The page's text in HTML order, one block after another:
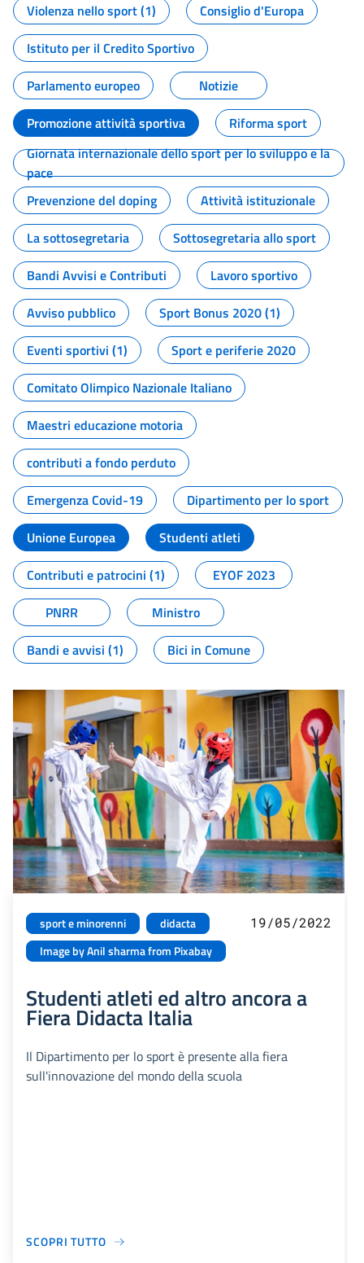
Violenza nello sport (1)
Consiglio d'Europa
Istituto per il Credito Sportivo
Parlamento europeo
Notizie
Promozione attività sportiva
Riforma sport
Giornata internazionale dello sport per lo sviluppo e la
pace
Prevenzione del doping
Attività istituzionale
La sottosegretaria
Sottosegretaria allo sport
Bandi Avvisi e Contributi
Lavoro sportivo
Avviso pubblico
Sport Bonus 2020 (1)
Eventi sportivi (1)
Sport e periferie 2020
Comitato Olimpico Nazionale Italiano
Maestri educazione motoria
contributi a fondo perduto
Emergenza Covid-19
Dipartimento per lo sport
Unione Europea
Studenti atleti
Contributi e patrocini (1)
EYOF 2023
PNRR
Ministro
Bandi e avvisi (1)
Bici in Comune
sport e minorenni
didacta
Image by Anil sharma from Pixabay
19/05/2022
Studenti atleti ed altro ancora a
Fiera Didacta Italia
Il Dipartimento per lo sport è presente alla fiera
sull'innovazione del mondo della scuola
SCOPRI TUTTO